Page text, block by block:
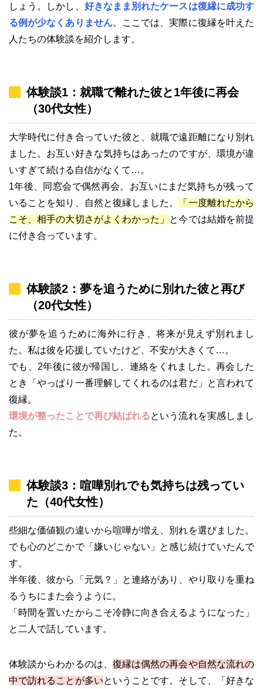
しょう。しかし、 好きなまま別れたケースは復縁に成功す
る例が少なくありません。ここでは、実際に復縁を叶えた
人たちの体験談を紹介します。
体験談1：就職で離れた彼と1年後に再会
（30代女性）
大学時代に付き合っていた彼と、就職で遠距離になり別れ
ました。お互い好きな気持ちはあったのですが、環境が違
いすぎて続ける自信がなくて…。
1年後、同窓会で偶然再会。お互いにまだ気持ちが残って
いることを知り、自然と復縁しました。
「一度離れたから
こそ、相手の大切さがよくわかった」 と今では結婚を前提
に付き合っています。
体験談2：夢を追うために別れた彼と再び
（20代女性）
彼が夢を追うために海外に行き、将来が見えず別れまし
た。私は彼を応援していたけど、不安が大きくて…。
でも、2年後に彼が帰国し、連絡をくれました。再会した
とき「やっぱり一番理解してくれるのは君だ」と言われて
復縁。
環境が整ったことで再び結ばれるという流れを実感しまし
た。
体験談3：喧嘩別れでも気持ちは残ってい
た（40代女性）
些細な価値観の違いから喧嘩が増え、別れを選びました。
でも心のどこかで「嫌いじゃない」と感じ続けていたんで
す。
半年後、彼から「元気？」と連絡があり、やり取りを重ね
るうちにまた会うように。
「時間を置いたからこそ冷静に向き合えるようになった」
と二人で話しています。
体験談からわかるのは、 復縁は偶然の再会や自然な流れの
中で訪れることが多いということです。そして、「好きな